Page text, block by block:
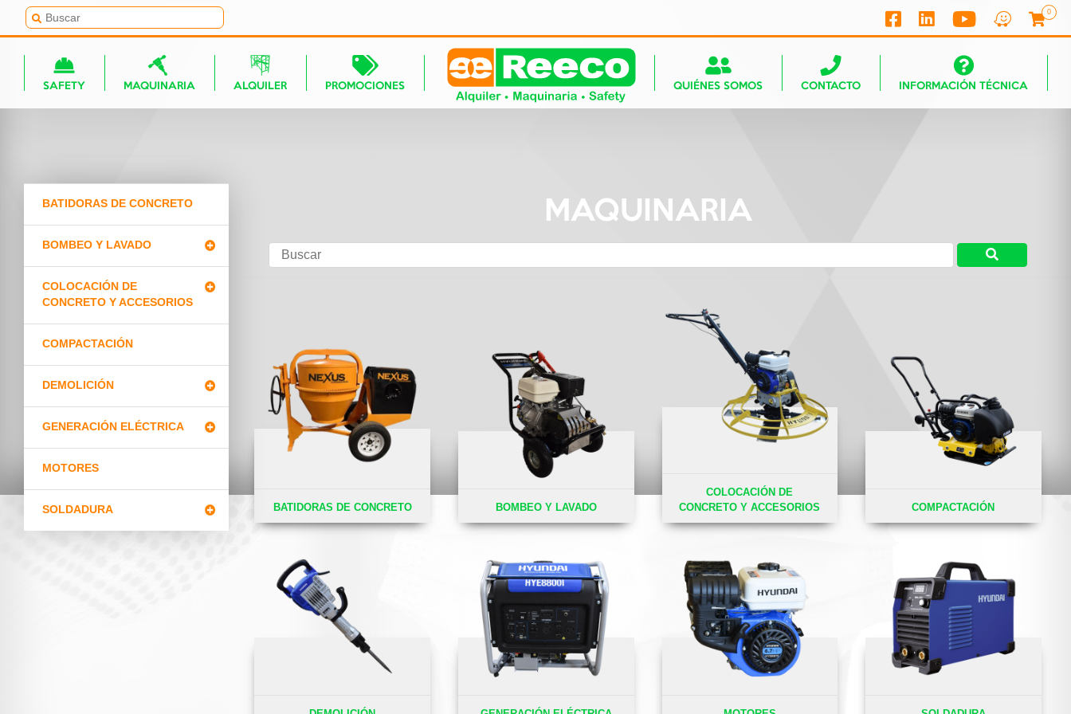
0
SAFETY MAQUINARIA ALQUILER PROMOCIONES QUIÉNES SOMOS CONTACTO INFORMACIÓN TÉCNICA
BATIDORAS DE CONCRETO
BOMBEO Y LAVADO
COLOCACIÓN DE
CONCRETO Y ACCESORIOS
COMPACTACIÓN
DEMOLICIÓN
GENERACIÓN ELÉCTRICA
MOTORES
SOLDADURA
MAQUINARIA
BATIDORAS DE CONCRETO BOMBEO Y LAVADO
COLOCACIÓN DE
CONCRETO Y ACCESORIOS
COMPACTACIÓN